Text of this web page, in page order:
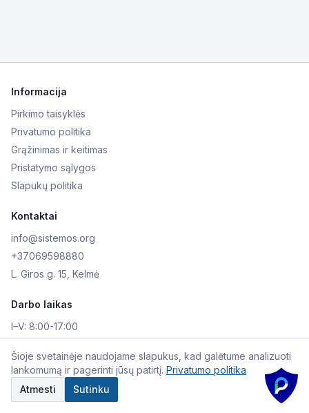
Informacija
Pirkimo taisyklės
Privatumo politika
Grąžinimas ir keitimas
Pristatymo sąlygos
Slapukų politika
Kontaktai
info@sistemos.org
+37069598880
L. Giros g. 15, Kelmė
Darbo laikas
I–V: 8:00-17:00
© 2026 Skaitmeninė AKIS. Visos teisės saugomos.
Šioje svetainėje naudojame slapukus, kad galėtume analizuoti
lankomumą ir pagerinti jūsų patirtį. Privatumo politika
Atmesti
Sutinku